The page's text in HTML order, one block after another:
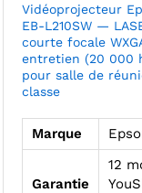
Vidéoprojecteur
EB-L210SW —
courte focale
entretien (20 000
pour salle de
classe
Marque
Garantie
12